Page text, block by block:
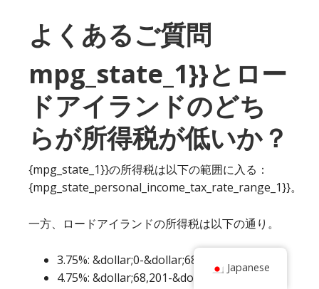
よくあるご質問
mpg_state_1}}とロー
ドアイランドのどち
らが所得税が低いか？
{mpg_state_1}}の所得税は以下の範囲に入る：
{mpg_state_personal_income_tax_rate_range_1}}。
一方、ロードアイランドの所得税は以下の通り。
3.75%: &dollar;0-&dollar;68,200
4.75%: &dollar;68,201-&dollar;155,050
Japanese